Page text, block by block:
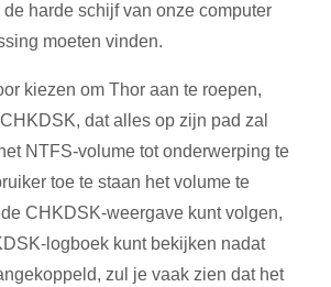
harde schijf van onze computer
moeten vinden.
kiezen om Thor aan te roepen,
dat alles op zijn pad zal
NTFS-volume tot onderwerping te
toe te staan het volume te
CHKDSK-weergave kunt volgen,
logboek kunt bekijken nadat
zul je vaak zien dat het